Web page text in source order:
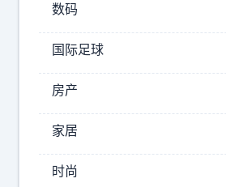
乎
猴
招
聘
日
本
数码
国际足球
房产
家居
时尚